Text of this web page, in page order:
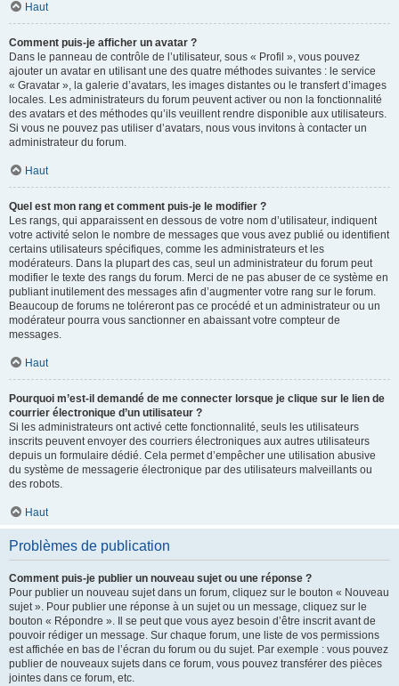
Haut
Comment puis-je afficher un avatar ?
Dans le panneau de contrôle de l’utilisateur, sous « Profil », vous pouvez
ajouter un avatar en utilisant une des quatre méthodes suivantes : le service
« Gravatar », la galerie d’avatars, les images distantes ou le transfert d’images
locales. Les administrateurs du forum peuvent activer ou non la fonctionnalité
des avatars et des méthodes qu’ils veuillent rendre disponible aux utilisateurs.
Si vous ne pouvez pas utiliser d’avatars, nous vous invitons à contacter un
administrateur du forum.
Haut
Quel est mon rang et comment puis-je le modifier ?
Les rangs, qui apparaissent en dessous de votre nom d’utilisateur, indiquent
votre activité selon le nombre de messages que vous avez publié ou identifient
certains utilisateurs spécifiques, comme les administrateurs et les
modérateurs. Dans la plupart des cas, seul un administrateur du forum peut
modifier le texte des rangs du forum. Merci de ne pas abuser de ce système en
publiant inutilement des messages afin d’augmenter votre rang sur le forum.
Beaucoup de forums ne toléreront pas ce procédé et un administrateur ou un
modérateur pourra vous sanctionner en abaissant votre compteur de
messages.
Haut
Pourquoi m’est-il demandé de me connecter lorsque je clique sur le lien de
courrier électronique d’un utilisateur ?
Si les administrateurs ont activé cette fonctionnalité, seuls les utilisateurs
inscrits peuvent envoyer des courriers électroniques aux autres utilisateurs
depuis un formulaire dédié. Cela permet d’empêcher une utilisation abusive
du système de messagerie électronique par des utilisateurs malveillants ou
des robots.
Haut
Problèmes de publication
Comment puis-je publier un nouveau sujet ou une réponse ?
Pour publier un nouveau sujet dans un forum, cliquez sur le bouton « Nouveau
sujet ». Pour publier une réponse à un sujet ou un message, cliquez sur le
bouton « Répondre ». Il se peut que vous ayez besoin d’être inscrit avant de
pouvoir rédiger un message. Sur chaque forum, une liste de vos permissions
est affichée en bas de l’écran du forum ou du sujet. Par exemple : vous pouvez
publier de nouveaux sujets dans ce forum, vous pouvez transférer des pièces
jointes dans ce forum, etc.